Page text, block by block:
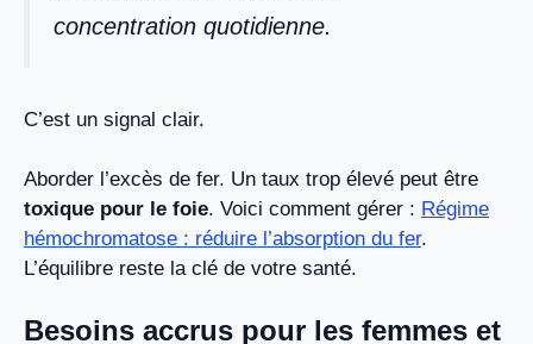
concentration quotidienne.
C’est un signal clair.
Aborder l’excès de fer. Un taux trop élevé peut être
toxique pour le foie. Voici comment gérer : Régime
hémochromatose : réduire l’absorption du fer.
L’équilibre reste la clé de votre santé.
Besoins accrus pour les femmes et